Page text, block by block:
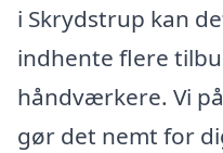
i Skrydstrup kan
indhente flere
håndværkere. Vi
gør det nemt for